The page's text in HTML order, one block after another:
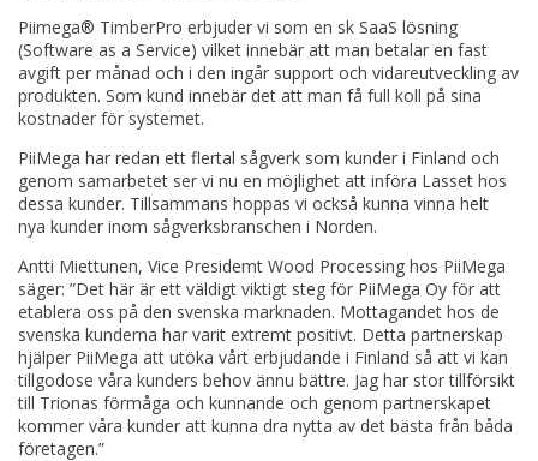
Piimega® TimberPro erbjuder vi som en sk SaaS lösning
(Software as a Service) vilket innebär att man betalar en fast
avgift per månad och i den ingår support och vidareutveckling av
produkten. Som kund innebär det att man få full koll på sina
kostnader för systemet.
PiiMega har redan ett flertal sågverk som kunder i Finland och
genom samarbetet ser vi nu en möjlighet att införa Lasset hos
dessa kunder. Tillsammans hoppas vi också kunna vinna helt
nya kunder inom sågverksbranschen i Norden.
Antti Miettunen, Vice Presidemt Wood Processing hos PiiMega
säger: ”Det här är ett väldigt viktigt steg för PiiMega Oy för att
etablera oss på den svenska marknaden. Mottagandet hos de
svenska kunderna har varit extremt positivt. Detta partnerskap
hjälper PiiMega att utöka vårt erbjudande i Finland så att vi kan
tillgodose våra kunders behov ännu bättre. Jag har stor tillförsikt
till Trionas förmåga och kunnande och genom partnerskapet
kommer våra kunder att kunna dra nytta av det bästa från båda
företagen.”